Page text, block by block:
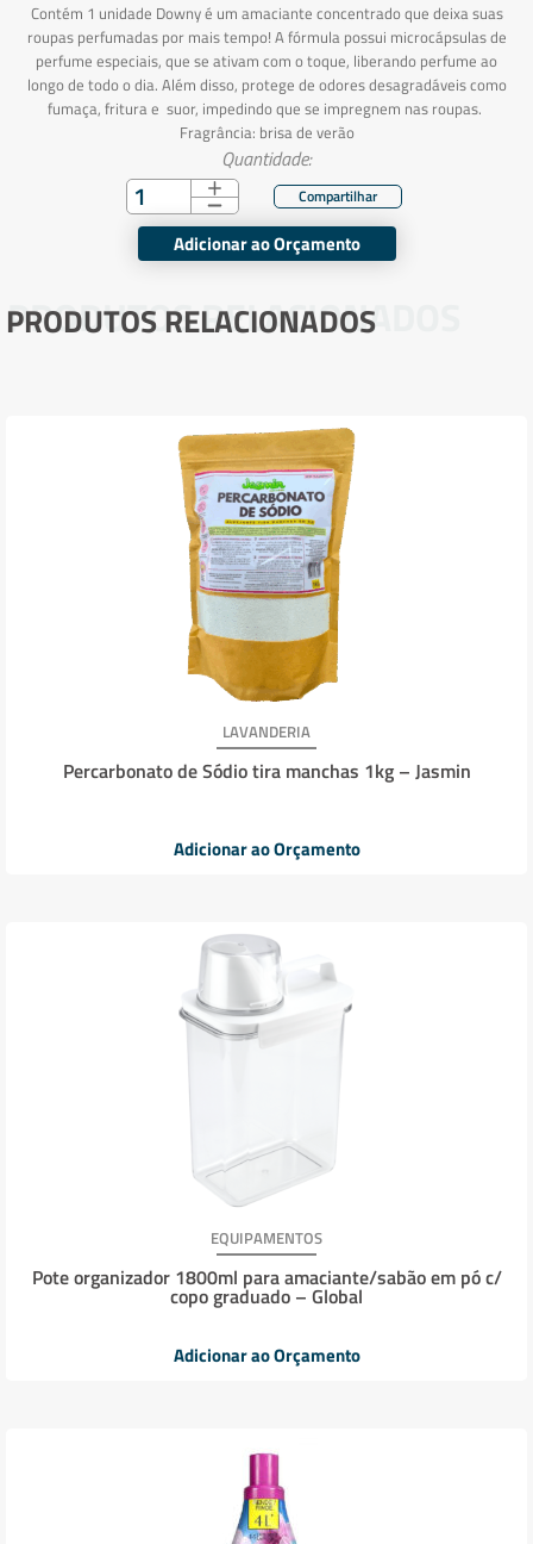
Contém 1 unidade Downy é um amaciante concentrado que deixa suas
roupas perfumadas por mais tempo! A fórmula possui microcápsulas de
perfume especiais, que se ativam com o toque, liberando perfume ao
longo de todo o dia. Além disso, protege de odores desagradáveis como
fumaça, fritura e suor, impedindo que se impregnem nas roupas.
Fragrância: brisa de verão
Quantidade:
Adicionar ao Orçamento
PRODUTOS RELACIONADOS
PRODUTOS RELACIONADOS
LAVANDERIA
Percarbonato de Sódio tira manchas 1kg – Jasmin
Adicionar ao Orçamento
EQUIPAMENTOS
Pote organizador 1800ml para amaciante/sabão em pó c/
copo graduado – Global
Adicionar ao Orçamento